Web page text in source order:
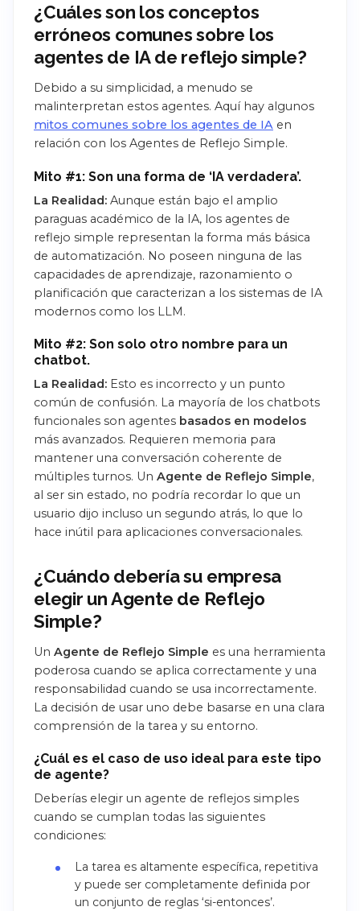
¿Cuáles son los conceptos
erróneos comunes sobre los
agentes de IA de reflejo simple?
Debido a su simplicidad, a menudo se
malinterpretan estos agentes. Aquí hay algunos
mitos comunes sobre los agentes de IA en
relación con los Agentes de Reflejo Simple.
Mito #1: Son una forma de ‘IA verdadera’.
La Realidad: Aunque están bajo el amplio
paraguas académico de la IA, los agentes de
reflejo simple representan la forma más básica
de automatización. No poseen ninguna de las
capacidades de aprendizaje, razonamiento o
planificación que caracterizan a los sistemas de IA
modernos como los LLM.
Mito #2: Son solo otro nombre para un
chatbot.
La Realidad: Esto es incorrecto y un punto
común de confusión. La mayoría de los chatbots
funcionales son agentes basados en modelos
más avanzados. Requieren memoria para
mantener una conversación coherente de
múltiples turnos. Un Agente de Reflejo Simple,
al ser sin estado, no podría recordar lo que un
usuario dijo incluso un segundo atrás, lo que lo
hace inútil para aplicaciones conversacionales.
¿Cuándo debería su empresa
elegir un Agente de Reflejo
Simple?
Un Agente de Reflejo Simple es una herramienta
poderosa cuando se aplica correctamente y una
responsabilidad cuando se usa incorrectamente.
La decisión de usar uno debe basarse en una clara
comprensión de la tarea y su entorno.
¿Cuál es el caso de uso ideal para este tipo
de agente?
Deberías elegir un agente de reflejos simples
cuando se cumplan todas las siguientes
condiciones:
La tarea es altamente específica, repetitiva
y puede ser completamente definida por
un conjunto de reglas ‘si-entonces’.